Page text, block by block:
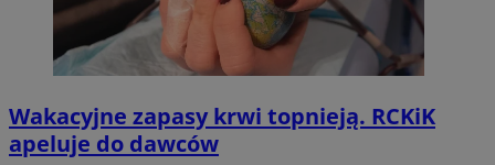
Wakacyjne zapasy krwi topnieją. RCKiK
apeluje do dawców